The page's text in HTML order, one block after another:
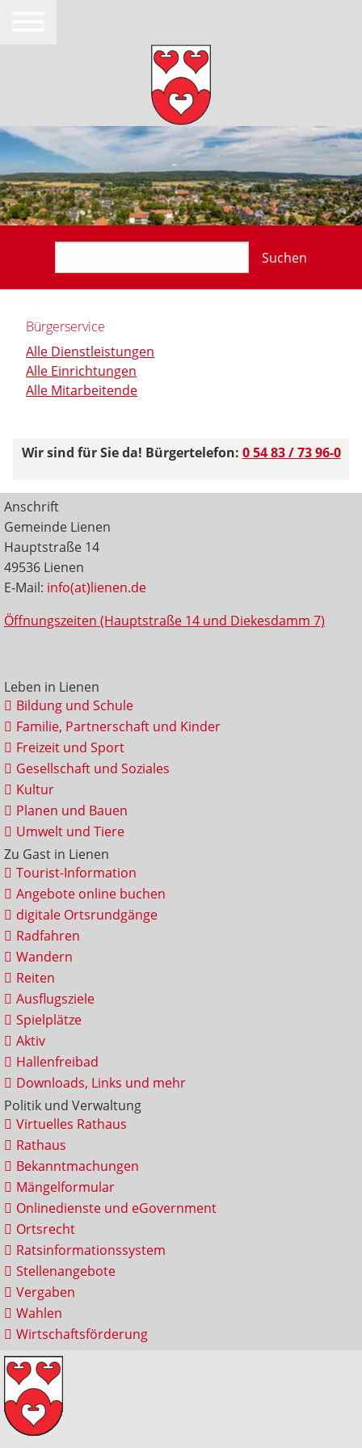
Suchen
Bürgerservice
Alle Dienstleistungen
Alle Einrichtungen
Alle Mitarbeitende
Wir sind für Sie da! Bürgertelefon: 0 54 83 / 73 96-0
Anschrift
Gemeinde Lienen
Hauptstraße 14
49536 Lienen
E-Mail: info(at)lienen.de
Öffnungszeiten (Hauptstraße 14 und Diekesdamm 7)
Leben in Lienen
Bildung und Schule
Familie, Partnerschaft und Kinder
Freizeit und Sport
Gesellschaft und Soziales
Kultur
Planen und Bauen
Umwelt und Tiere
Zu Gast in Lienen
Tourist-Information
Angebote online buchen
digitale Ortsrundgänge
Radfahren
Wandern
Reiten
Ausflugsziele
Spielplätze
Aktiv
Hallenfreibad
Downloads, Links und mehr
Politik und Verwaltung
Virtuelles Rathaus
Rathaus
Bekanntmachungen
Mängelformular
Onlinedienste und eGovernment
Ortsrecht
Ratsinformationssystem
Stellenangebote
Vergaben
Wahlen
Wirtschaftsförderung